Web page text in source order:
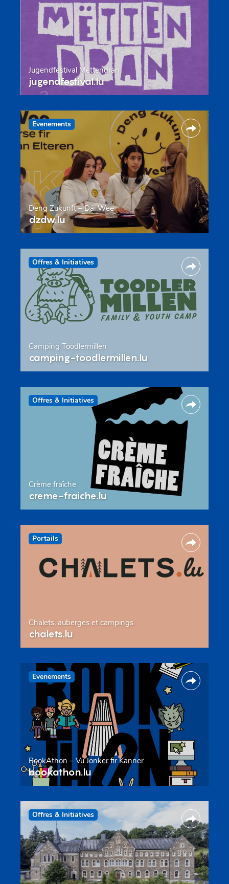
Jugendfestival Mëttendran
jugendfestival.lu
Evenements
Deng Zukunft – Däi Wee
dzdw.lu
Offres & Initiatives
Camping Toodlermillen
camping-toodlermillen.lu
Offres & Initiatives
Crème fraîche
creme-fraiche.lu
Portails
Chalets, auberges et campings
chalets.lu
Evenements
BookAthon – Vu Jonker fir Kanner
bookathon.lu
Offres & Initiatives